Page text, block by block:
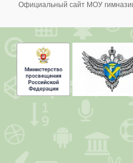
Официальный сайт МОУ